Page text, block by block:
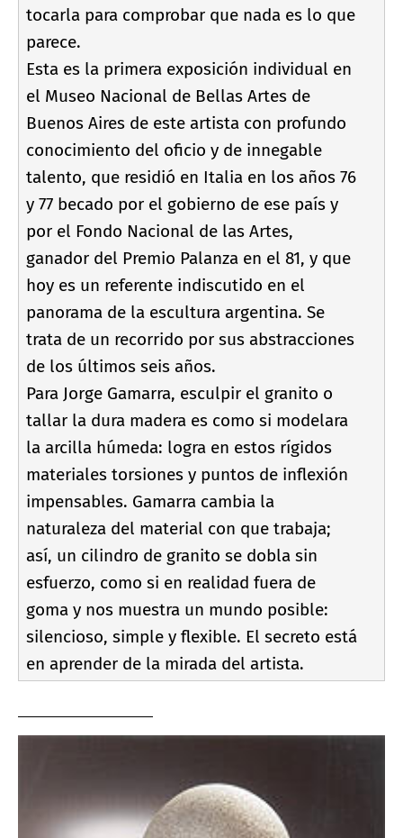
tocarla para comprobar que nada es lo que
parece.
Esta es la primera exposición individual en
el Museo Nacional de Bellas Artes de
Buenos Aires de este artista con profundo
conocimiento del oficio y de innegable
talento, que residió en Italia en los años 76
y 77 becado por el gobierno de ese paí­s y
por el Fondo Nacional de las Artes,
ganador del Premio Palanza en el 81, y que
hoy es un referente indiscutido en el
panorama de la escultura argentina. Se
trata de un recorrido por sus abstracciones
de los últimos seis años.
Para Jorge Gamarra, esculpir el granito o
tallar la dura madera es como si modelara
la arcilla húmeda: logra en estos rí­gidos
materiales torsiones y puntos de inflexión
impensables. Gamarra cambia la
naturaleza del material con que trabaja;
así­, un cilindro de granito se dobla sin
esfuerzo, como si en realidad fuera de
goma y nos muestra un mundo posible:
silencioso, simple y flexible. El secreto está
en aprender de la mirada del artista.